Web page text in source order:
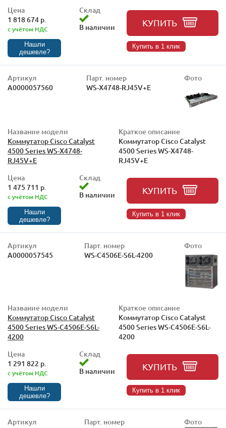
Цена
1 818 674 р.
с учётом НДС
Нашли
дешевле?
Склад
В наличии
КУПИТЬ
Купить в 1 клик
Артикул
А0000057560
Парт. номер
WS-X4748-RJ45V+E
Фото
Название модели
Коммутатор Cisco Catalyst
4500 Series WS-X4748-
RJ45V+E
Краткое описание
Коммутатор Cisco Catalyst
4500 Series WS-X4748-
RJ45V+E
Цена
1 475 711 р.
с учётом НДС
Нашли
дешевле?
Склад
В наличии
КУПИТЬ
Купить в 1 клик
Артикул
А0000057545
Парт. номер
WS-C4506E-S6L-4200
Фото
Название модели
Коммутатор Cisco Catalyst
4500 Series WS-C4506E-S6L-
4200
Краткое описание
Коммутатор Cisco Catalyst
4500 Series WS-C4506E-S6L-
4200
Цена
1 291 822 р.
с учётом НДС
Нашли
дешевле?
Склад
В наличии
КУПИТЬ
Купить в 1 клик
Артикул
Парт. номер
Фото